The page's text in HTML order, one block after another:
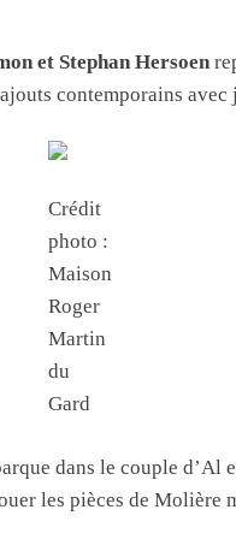
et Stephan Hersoen
contemporains avec
Crédit
photo :
Maison
Roger
Martin
du
Gard
dans le couple d’Al
les pièces de Molière